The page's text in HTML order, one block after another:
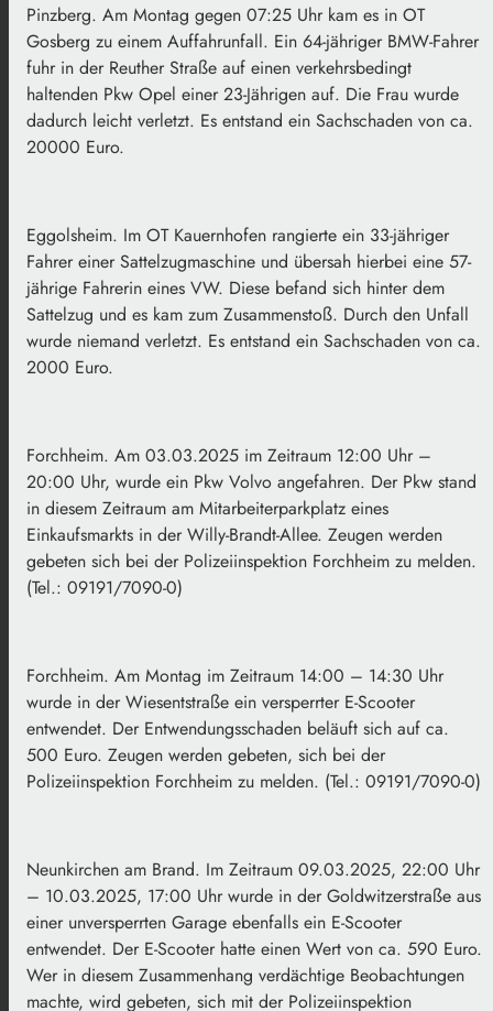
Pinzberg. Am Montag gegen 07:25 Uhr kam es in OT
Gosberg zu einem Auffahrunfall. Ein 64-jähriger BMW-Fahrer
fuhr in der Reuther Straße auf einen verkehrsbedingt
haltenden Pkw Opel einer 23-Jährigen auf. Die Frau wurde
dadurch leicht verletzt. Es entstand ein Sachschaden von ca.
20000 Euro.
Eggolsheim. Im OT Kauernhofen rangierte ein 33-jähriger
Fahrer einer Sattelzugmaschine und übersah hierbei eine 57-
jährige Fahrerin eines VW. Diese befand sich hinter dem
Sattelzug und es kam zum Zusammenstoß. Durch den Unfall
wurde niemand verletzt. Es entstand ein Sachschaden von ca.
2000 Euro.
Forchheim. Am 03.03.2025 im Zeitraum 12:00 Uhr –
20:00 Uhr, wurde ein Pkw Volvo angefahren. Der Pkw stand
in diesem Zeitraum am Mitarbeiterparkplatz eines
Einkaufsmarkts in der Willy-Brandt-Allee. Zeugen werden
gebeten sich bei der Polizeiinspektion Forchheim zu melden.
(Tel.: 09191/7090-0)
Forchheim. Am Montag im Zeitraum 14:00 – 14:30 Uhr
wurde in der Wiesentstraße ein versperrter E-Scooter
entwendet. Der Entwendungsschaden beläuft sich auf ca.
500 Euro. Zeugen werden gebeten, sich bei der
Polizeiinspektion Forchheim zu melden. (Tel.: 09191/7090-0)
Neunkirchen am Brand. Im Zeitraum 09.03.2025, 22:00 Uhr
– 10.03.2025, 17:00 Uhr wurde in der Goldwitzerstraße aus
einer unversperrten Garage ebenfalls ein E-Scooter
entwendet. Der E-Scooter hatte einen Wert von ca. 590 Euro.
Wer in diesem Zusammenhang verdächtige Beobachtungen
machte, wird gebeten, sich mit der Polizeiinspektion